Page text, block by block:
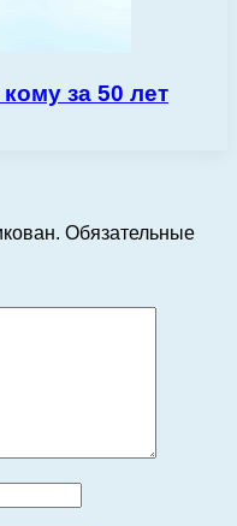
за 50 лет
Обязательные